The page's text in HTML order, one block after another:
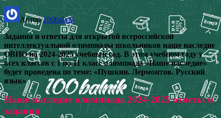
Автор100balnik
Задания и ответы для открытой всероссийской
интеллектуальной олимпиады школьников наше наследие
ОВИО на 2024-2025 учебный год. В этом учебном году у
всех классов с 1 по 11 класс олимпиада «Наше наследие»
будет проведена по теме: «Пушкин. Лермонтов. Русский
язык»
Наше наследие олимпиада 2024-2025 ответы и
задания